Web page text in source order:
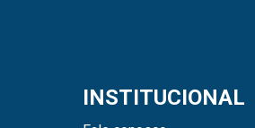
INSTITUCIONAL